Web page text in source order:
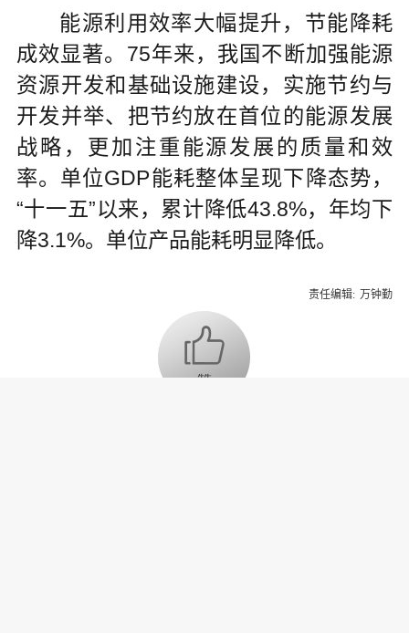
能源利用效率大幅提升，节能降耗
成效显著。75年来，我国不断加强能源
资源开发和基础设施建设，实施节约与
开发并举、把节约放在首位的能源发展
战略，更加注重能源发展的质量和效
率。单位GDP能耗整体呈现下降态势，
“十一五”以来，累计降低43.8%，年均下
降3.1%。单位产品能耗明显降低。
责任编辑: 万钟勤